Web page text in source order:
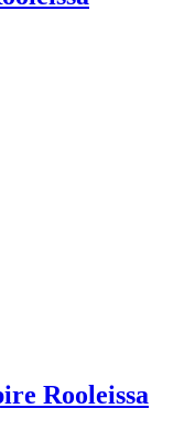
Rooleissa